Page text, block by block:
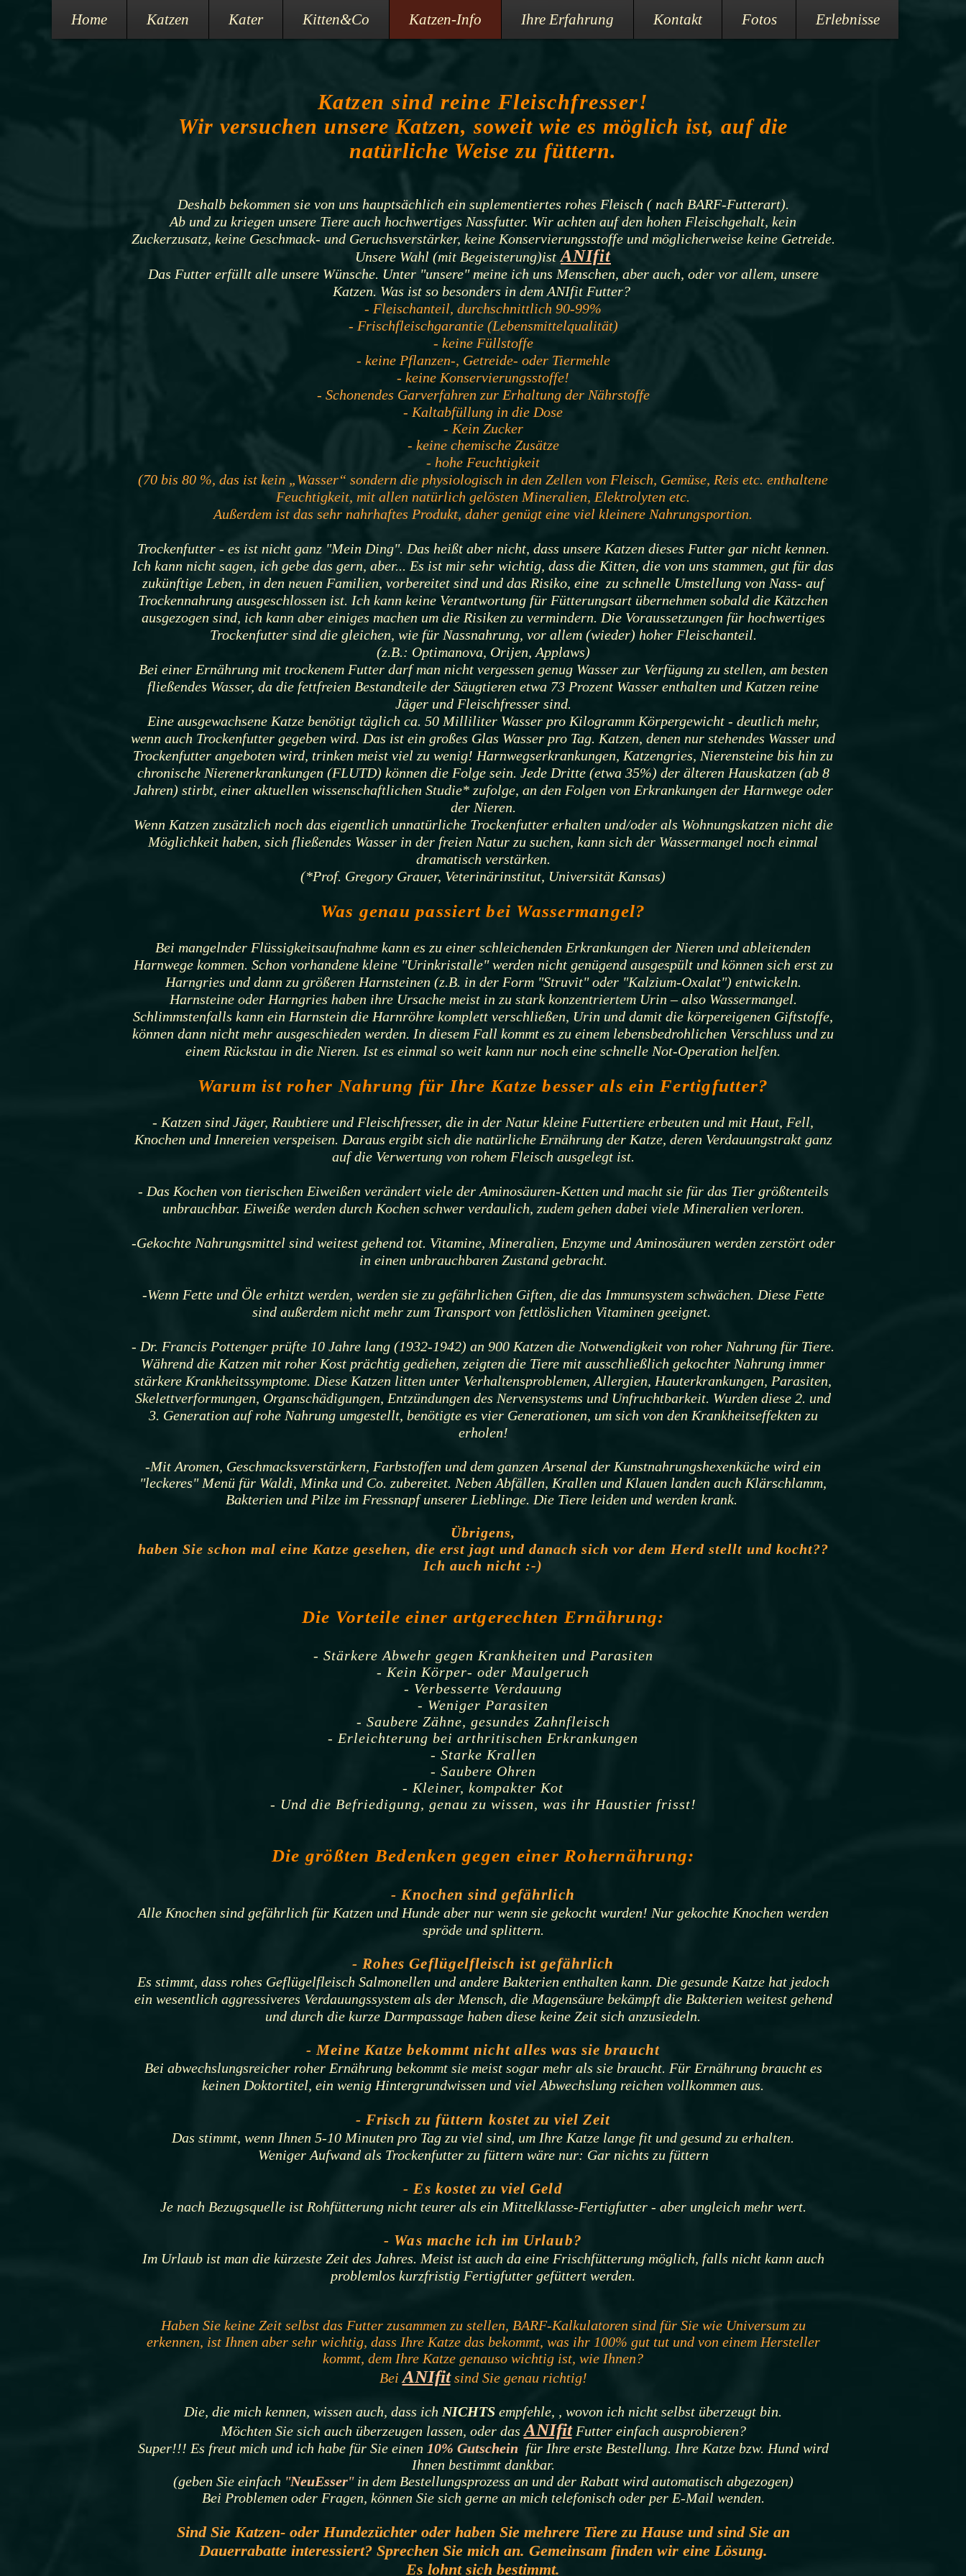
Home Katzen Kater Kitten&Co Katzen-Info Ihre Erfahrung Kontakt Fotos Erlebnisse
Katzen sind reine Fleischfresser!
Wir versuchen unsere Katzen, soweit wie es möglich ist, auf die
natürliche Weise zu füttern.
Deshalb bekommen sie von uns hauptsächlich ein suplementiertes rohes Fleisch ( nach BARF-Futterart).
Ab und zu kriegen unsere Tiere auch hochwertiges Nassfutter. Wir achten auf den hohen Fleischgehalt, kein
Zuckerzusatz, keine Geschmack- und Geruchsverstärker, keine Konservierungsstoffe und möglicherweise keine Getreide.
Unsere Wahl (mit Begeisterung)ist ANIfit
Das Futter erfüllt alle unsere Wünsche. Unter "unsere" meine ich uns Menschen, aber auch, oder vor allem, unsere
Katzen. Was ist so besonders in dem ANIfit Futter?
- Fleischanteil, durchschnittlich 90-99%
- Frischfleischgarantie (Lebensmittelqualität)
- keine Füllstoffe
- keine Pflanzen-, Getreide- oder Tiermehle
- keine Konservierungsstoffe!
- Schonendes Garverfahren zur Erhaltung der Nährstoffe
- Kaltabfüllung in die Dose
- Kein Zucker
- keine chemische Zusätze
- hohe Feuchtigkeit
(70 bis 80 %, das ist kein „Wasser“ sondern die physiologisch in den Zellen von Fleisch, Gemüse, Reis etc. enthaltene
Feuchtigkeit, mit allen natürlich gelösten Mineralien, Elektrolyten etc.
Außerdem ist das sehr nahrhaftes Produkt, daher genügt eine viel kleinere Nahrungsportion.
Trockenfutter - es ist nicht ganz "Mein Ding". Das heißt aber nicht, dass unsere Katzen dieses Futter gar nicht kennen.
Ich kann nicht sagen, ich gebe das gern, aber... Es ist mir sehr wichtig, dass die Kitten, die von uns stammen, gut für das
zukünftige Leben, in den neuen Familien, vorbereitet sind und das Risiko, eine zu schnelle Umstellung von Nass- auf
Trockennahrung ausgeschlossen ist. Ich kann keine Verantwortung für Fütterungsart übernehmen sobald die Kätzchen
ausgezogen sind, ich kann aber einiges machen um die Risiken zu vermindern. Die Voraussetzungen für hochwertiges
Trockenfutter sind die gleichen, wie für Nassnahrung, vor allem (wieder) hoher Fleischanteil.
(z.B.: Optimanova, Orijen, Applaws)
Bei einer Ernährung mit trockenem Futter darf man nicht vergessen genug Wasser zurVerfügung zu stellen, am besten
fließendes Wasser, da die fettfreien Bestandteile der Säugtieren etwa 73 Prozent Wasser enthalten und Katzen reine
Jäger und Fleischfresser sind.
Eine ausgewachsene Katze benötigt täglich ca. 50 Milliliter Wasser pro Kilogramm Körpergewicht - deutlich mehr,
wenn auch Trockenfutter gegeben wird. Das ist ein großes Glas Wasser pro Tag. Katzen, denen nur stehendes Wasser und
Trockenfutter angeboten wird, trinken meist viel zu wenig! Harnwegserkrankungen, Katzengries, Nierensteine bis hin zu
chronische Nierenerkrankungen (FLUTD) können die Folge sein. Jede Dritte (etwa 35%) der älteren Hauskatzen (ab 8
Jahren) stirbt, einer aktuellen wissenschaftlichen Studie* zufolge, an den Folgen von Erkrankungen der Harnwege oder
der Nieren.
Wenn Katzen zusätzlich noch das eigentlich unnatürliche Trockenfutter erhalten und/oder als Wohnungskatzen nicht die
Möglichkeit haben, sich fließendes Wasser in der freien Natur zu suchen, kann sich der Wassermangel noch einmal
dramatisch verstärken.
(*Prof. Gregory Grauer, Veterinärinstitut, Universität Kansas)
Was genau passiert bei Wassermangel?
Bei mangelnder Flüssigkeitsaufnahme kann es zu einer schleichenden Erkrankungen der Nieren und ableitenden
Harnwege kommen. Schon vorhandene kleine "Urinkristalle" werden nicht genügend ausgespült und können sich erst zu
Harngries und dann zu größeren Harnsteinen (z.B. in der Form "Struvit" oder "Kalzium-Oxalat") entwickeln.
Harnsteine oder Harngries haben ihre Ursache meist in zu stark konzentriertem Urin – also Wassermangel.
Schlimmstenfalls kann ein Harnstein die Harnröhre komplett verschließen, Urin und damit die körpereigenen Giftstoffe,
können dann nicht mehr ausgeschieden werden. In diesem Fall kommt es zu einem lebensbedrohlichen Verschluss und zu
einem Rückstau in die Nieren. Ist es einmal so weit kann nur noch eine schnelle Not-Operation helfen.
Warum ist roher Nahrung für Ihre Katze besser als ein Fertigfutter?
- Katzen sind Jäger, Raubtiere und Fleischfresser, die in der Natur kleine Futtertiere erbeuten und mit Haut, Fell,
Knochen und Innereien verspeisen. Daraus ergibt sich die natürliche Ernährung der Katze, deren Verdauungstrakt ganz
auf die Verwertung von rohem Fleisch ausgelegt ist.
- Das Kochen von tierischen Eiweißen verändert viele der Aminosäuren-Ketten und macht sie für das Tier größtenteils
unbrauchbar. Eiweiße werden durch Kochen schwer verdaulich, zudem gehen dabei viele Mineralien verloren.
-Gekochte Nahrungsmittel sind weitest gehend tot. Vitamine, Mineralien, Enzyme und Aminosäuren werden zerstört oder
in einen unbrauchbaren Zustand gebracht.
-Wenn Fette und Öle erhitzt werden, werden sie zu gefährlichen Giften, die das Immunsystem schwächen. Diese Fette
sind außerdem nicht mehr zum Transport von fettlöslichen Vitaminen geeignet.
- Dr. Francis Pottenger prüfte 10 Jahre lang (1932-1942) an 900 Katzen die Notwendigkeit von roher Nahrung für Tiere.
Während die Katzen mit roher Kost prächtig gediehen, zeigten die Tiere mit ausschließlich gekochter Nahrung immer
stärkere Krankheitssymptome. Diese Katzen litten unter Verhaltensproblemen, Allergien, Hauterkrankungen, Parasiten,
Skelettverformungen, Organschädigungen, Entzündungen des Nervensystems und Unfruchtbarkeit. Wurden diese 2. und
3. Generation auf rohe Nahrung umgestellt, benötigte es vier Generationen, um sich von den Krankheitseffekten zu
erholen!
-Mit Aromen, Geschmacksverstärkern, Farbstoffen und dem ganzen Arsenal der Kunstnahrungshexenküche wird ein
"leckeres" Menü für Waldi, Minka und Co. zubereitet. Neben Abfällen, Krallen und Klauen landen auch Klärschlamm,
Bakterien und Pilze im Fressnapf unserer Lieblinge. Die Tiere leiden und werden krank.
Übrigens,
haben Sie schon mal eine Katze gesehen, die erst jagt und danach sich vor dem Herd stellt und kocht??
Ich auch nicht :-)
Die Vorteile einer artgerechten Ernährung:
- Stärkere Abwehr gegen Krankheiten und Parasiten
- Kein Körper- oder Maulgeruch
- Verbesserte Verdauung
- Weniger Parasiten
- Saubere Zähne, gesundes Zahnfleisch
- Erleichterung bei arthritischen Erkrankungen
- Starke Krallen
- Saubere Ohren
- Kleiner, kompakter Kot
- Und die Befriedigung, genau zu wissen, was ihr Haustier frisst!
Die größten Bedenken gegen einer Rohernährung:
- Knochen sind gefährlich
Alle Knochen sind gefährlich für Katzen und Hunde aber nur wenn sie gekocht wurden! Nur gekochte Knochen werden
spröde und splittern.
- Rohes Geflügelfleisch ist gefährlich
Es stimmt, dass rohes Geflügelfleisch Salmonellen und andere Bakterien enthalten kann. Die gesunde Katze hat jedoch
ein wesentlich aggressiveres Verdauungssystem als der Mensch, die Magensäure bekämpft die Bakterien weitest gehend
und durch die kurze Darmpassage haben diese keine Zeit sich anzusiedeln.
- Meine Katze bekommt nicht alles was sie braucht
Bei abwechslungsreicher roher Ernährung bekommt sie meist sogar mehr als sie braucht. Für Ernährung braucht es
keinen Doktortitel, ein wenig Hintergrundwissen und viel Abwechslung reichen vollkommen aus.
- Frisch zu füttern kostet zu viel Zeit
Das stimmt, wenn Ihnen 5-10 Minuten pro Tag zu viel sind, um Ihre Katze lange fit und gesund zu erhalten.
Weniger Aufwand als Trockenfutter zu füttern wäre nur: Gar nichts zu füttern
- Es kostet zu viel Geld
Je nach Bezugsquelle ist Rohfütterung nicht teurer als ein Mittelklasse-Fertigfutter - aber ungleich mehr wert.
- Was mache ich im Urlaub?
Im Urlaub ist man die kürzeste Zeit des Jahres. Meist ist auch da eine Frischfütterung möglich, falls nicht kann auch
problemlos kurzfristig Fertigfutter gefüttert werden.
Haben Sie keine Zeit selbst das Futter zusammen zu stellen, BARF-Kalkulatoren sind für Sie wie Universum zu
erkennen, ist Ihnen aber sehr wichtig, dass Ihre Katze das bekommt, was ihr 100% gut tut und von einem Hersteller
kommt, dem Ihre Katze genauso wichtig ist, wie Ihnen?
Bei ANIfit sind Sie genau richtig!
Die, die mich kennen, wissen auch, dass ich NICHTS empfehle, , wovon ich nicht selbst überzeugt bin.
Möchten Sie sich auch überzeugen lassen, oder das ANIfitFutter einfach ausprobieren?
Super!!! Es freut mich und ich habe für Sie einen 10% Gutschein für Ihre erste Bestellung. Ihre Katze bzw. Hund wird
Ihnen bestimmt dankbar.
(geben Sieeinfach "NeuEsser"in dem Bestellungsprozess an und der Rabatt wird automatisch abgezogen)
Bei Problemen oder Fragen, können Sie sich gerne an mich telefonisch oder per E-Mail wenden.
Sind Sie Katzen- oder Hundezüchter oder haben Sie mehrere Tiere zu Hause und sind Sie an
Dauerrabatte interessiert? Sprechen Sie mich an. Gemeinsam finden wir eine Lösung.
Es lohnt sich bestimmt.